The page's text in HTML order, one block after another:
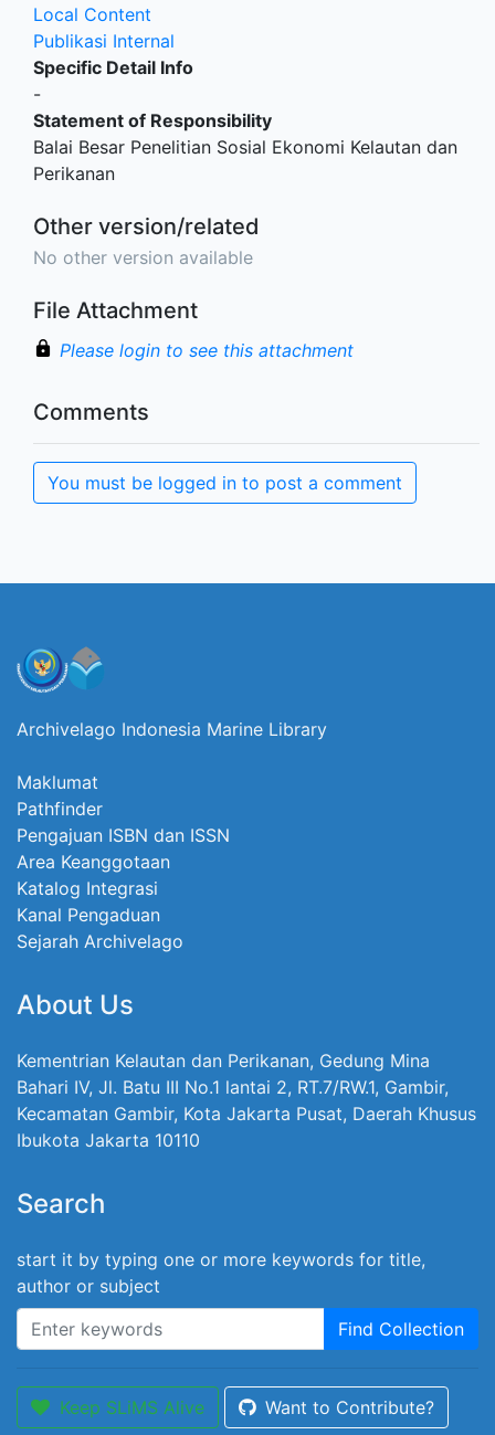
Local Content
Publikasi Internal
Specific Detail Info
-
Statement of Responsibility
Balai Besar Penelitian Sosial Ekonomi Kelautan dan
Perikanan
Other version/related
No other version available
File Attachment
Please login to see this attachment
Comments
You must be logged in to post a comment
Archivelago Indonesia Marine Library
Maklumat
Pathfinder
Pengajuan ISBN dan ISSN
Area Keanggotaan
Katalog Integrasi
Kanal Pengaduan
Sejarah Archivelago
About Us
Kementrian Kelautan dan Perikanan, Gedung Mina
Bahari IV, Jl. Batu III No.1 lantai 2, RT.7/RW.1, Gambir,
Kecamatan Gambir, Kota Jakarta Pusat, Daerah Khusus
Ibukota Jakarta 10110
Search
start it by typing one or more keywords for title,
author or subject
Find Collection
Keep SLiMS Alive Want to Contribute?